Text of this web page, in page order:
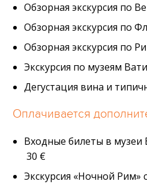
Обзорная экскурсия по
Обзорная экскурсия по
Обзорная экскурсия по
Экскурсия по музеям
Дегустация вина и
Оплачивается
Входные билеты в музеи
30 €
Экскурсия «Ночной Рим»